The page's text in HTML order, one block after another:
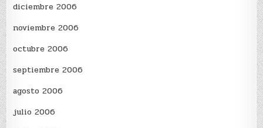
diciembre 2006
noviembre 2006
octubre 2006
septiembre 2006
agosto 2006
julio 2006